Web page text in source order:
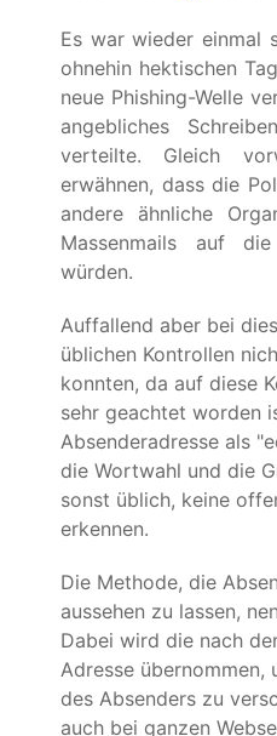
Es war wieder einmal
ohnehin hektischen
neue Phishing-Welle
angebliches
verteilte. Gleich
erwähnen, dass die
andere ähnliche
Massenmails auf
würden.
Auffallend aber bei
üblichen Kontrollen
konnten, da auf diese
sehr geachtet worden
Absenderadresse als
die Wortwahl und die
sonst üblich, keine
erkennen.
Die Methode, die
aussehen zu lassen,
Dabei wird die nach
Adresse übernommen,
des Absenders zu
auch bei ganzen